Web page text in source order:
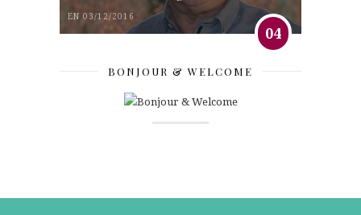
EN 03/12/2016
04
BONJOUR & WELCOME